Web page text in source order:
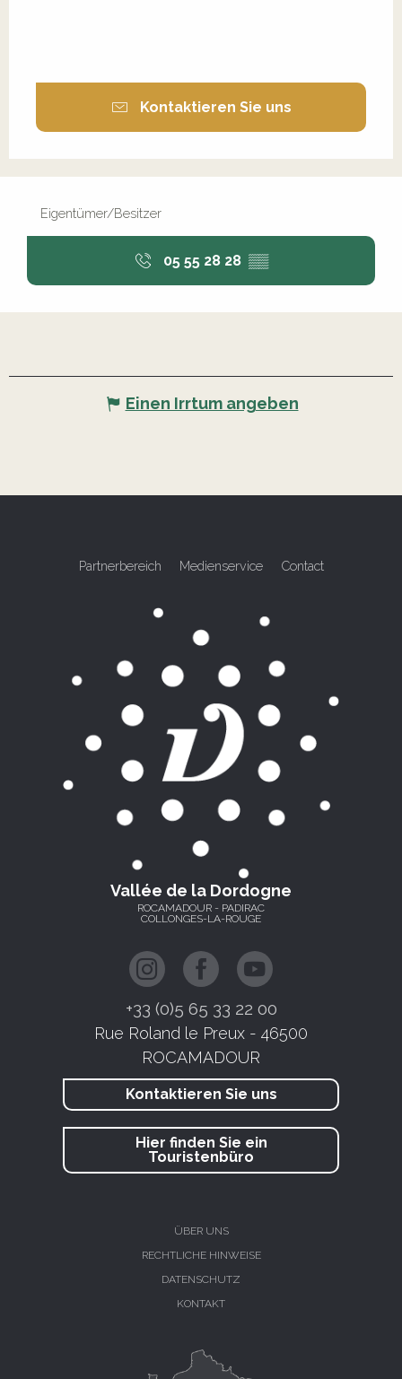
Kontaktieren Sie uns
Eigentümer/Besitzer
05 55 28 28 ▒▒
Einen Irrtum angeben
Partnerbereich Medienservice Contact
Vallée de la Dordogne
ROCAMADOUR - PADIRAC
COLLONGES-LA-ROUGE
+33 (0)5 65 33 22 00
Rue Roland le Preux - 46500
ROCAMADOUR
Kontaktieren Sie uns
Hier finden Sie ein
Touristenbüro
ÜBER UNS
RECHTLICHE HINWEISE
DATENSCHUTZ
KONTAKT